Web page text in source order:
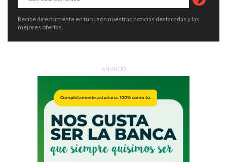
Recibe directamente en tu buzón nuestras noticias destacadas y las
mejores ofertas.
ANUNCIO